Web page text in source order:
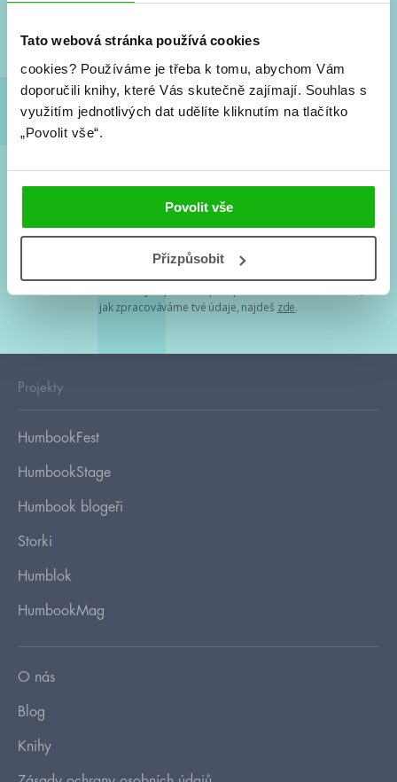
Tato webová stránka používá cookies
cookies? Používáme je třeba k tomu, abychom Vám
doporučili knihy, které Vás skutečně zajímají. Souhlas s
využitím jednotlivých dat udělíte kliknutím na tlačítko
„Povolit vše“.
Povolit vše
Přizpůsobit
a seriálové adaptace a další.
Souhlasím spodmínkami zpracování osobních údajů
Tvá e-mailová adresa je u nás v bezpečí. Přečti si
jak zpracováváme tvé údaje, najdeš zde.
Projekty
HumbookFest
HumbookStage
Humbook blogeři
Storki
Humblok
HumbookMag
O nás
Blog
Knihy